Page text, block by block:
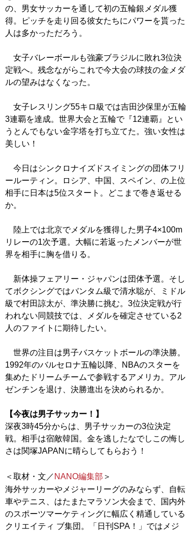
の、男女サッカーを通して初の五輪銀メダル獲
得。ピッチを走り回る彼女たちにパワーを貰った
人は多かっただろう。
女子バレーボールも強豪ブラジルに敗れ3位決
定戦へ。残念ながらこれで今大会の球技の金メダ
ルの望みはなくなった。
女子レスリング55キロ級では吉田沙保里が五輪
3連覇を達成。世界大会と五輪で『12連覇』とい
うとんでもない金字塔を打ち立てた。強い女性は
美しい！
今日はシンクロナイズドスイミングの団体フリ
ールーティン。ロシア、中国、スペイン、の上位
相手に日本は5位スタート。どこまで巻き返せる
か。
陸上では北京でメダルを獲得した男子4×100m
リレーの1次予選。大幅に若返ったメンバーが世
界を相手に胸を借りる。
新体操フェアリー・ジャパンは団体予選。そし
てボクシングではバンタム級で清水聡が、ミドル
級で村田諒太が、準決勝に挑む。3位決定戦が行
われない同競技では、メダルを確定させている2
人のファイトに期待したい。
世界の注目は男子バスケットボールの準決勝。
1992年のバルセロナ五輪以降、NBAのスターを
集めたドリームチームで参戦するアメリカ。アル
ゼンチンを退け、決勝進出を決められるか。
【今夜は男子サッカー！】
深夜3時45分からは、男子サッカーの3位決定
戦。相手は宿敵韓国。金を逃したなでしこの悔し
さは関塚JAPANに晴らしてもらおう！
＜取材・文／ NANO編集部 ＞
海外サッカーやメジャーリーグのみならず、自転
車やテニス、はたまたマラソン大会まで、国内外
のスポーツマーケティングに幅広く精通している
クリエイティ ブ集団。「日刊SPA！」ではメジ